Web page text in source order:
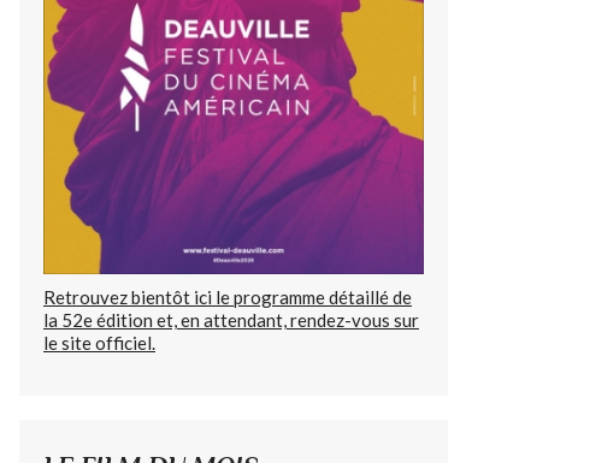
Retrouvez bientôt ici le programme détaillé de
la 52e édition et, en attendant, rendez-vous sur
le site officiel.